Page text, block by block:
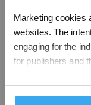
Marketing cookies
websites. The
engaging for the
for publishers and
INNOVATION